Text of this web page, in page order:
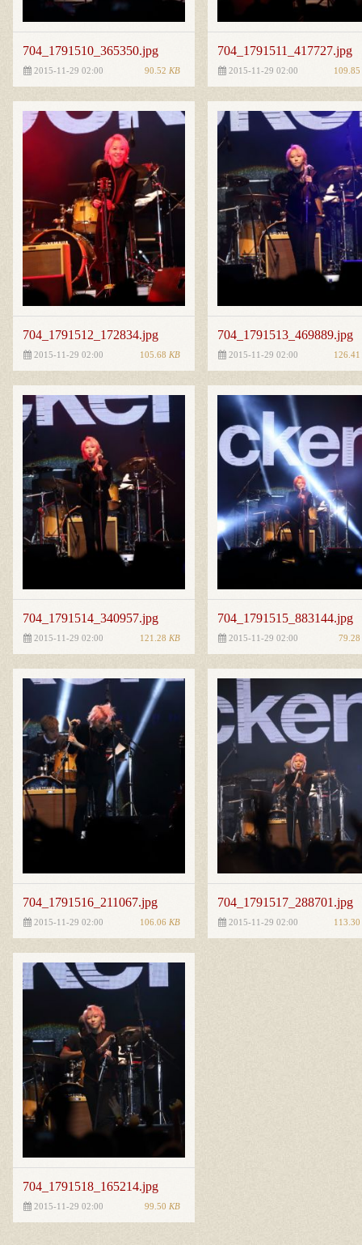
704_1791510_365350.jpg
2015-11-29 02:00 90.52 KB
704_1791511_417727.jpg
2015-11-29 02:00 109.85
704_1791512_172834.jpg
2015-11-29 02:00 105.68 KB
704_1791513_469889.jpg
2015-11-29 02:00 126.41
704_1791514_340957.jpg
2015-11-29 02:00 121.28 KB
704_1791515_883144.jpg
2015-11-29 02:00 79.28
704_1791516_211067.jpg
2015-11-29 02:00 106.06 KB
704_1791517_288701.jpg
2015-11-29 02:00 113.30
704_1791518_165214.jpg
2015-11-29 02:00 99.50 KB